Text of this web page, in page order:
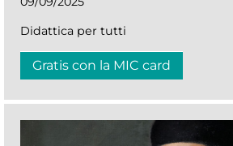
Didattica per tutti
Gratis con la MIC card